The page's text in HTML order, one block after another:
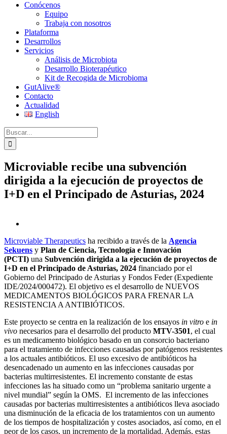
Conócenos
Equipo
Trabaja con nosotros
Plataforma
Desarrollos
Servicios
Análisis de Microbiota
Desarrollo Bioterapéutico
Kit de Recogida de Microbioma
GutAlive®
Contacto
Actualidad
English
Buscar:
Microviable recibe una subvención
dirigida a la ejecución de proyectos de
I+D en el Principado de Asturias, 2024
más
grande
Microviable Therapeutics ha recibido a través de la Agencia
Sekuens y Plan de Ciencia, Tecnología e Innovación
(PCTI) una Subvención dirigida a la ejecución de proyectos de
I+D en el Principado de Asturias, 2024 financiado por el
Gobierno del Principado de Asturias y Fondos Feder (Expediente
IDE/2024/000472). El objetivo es el desarrollo de NUEVOS
MEDICAMENTOS BIOLÓGICOS PARA FRENAR LA
RESISTENCIA A ANTIBIÓTICOS.
Este proyecto se centra en la realización de los ensayos in vitro e in
vivo necesarios para el desarrollo del producto MTV-3501, el cual
es un medicamento biológico basado en un consorcio bacteriano
para el tratamiento de infecciones causadas por patógenos resistentes
a los actuales antibióticos. El uso excesivo de antibióticos ha
desencadenado un aumento en las infecciones causadas por
bacterias multirresistentes. El incremento constante de estas
infecciones las ha situado como un “problema sanitario urgente a
nivel mundial” según la OMS. El incremento de las infecciones
causadas por bacterias multirresistentes a antibióticos lleva asociado
una disminución de la eficacia de los tratamientos con un aumento
de los tiempos de hospitalización y costes asociados, así como, en el
peor de los casos, un incremento de la mortalidad. Además, estas